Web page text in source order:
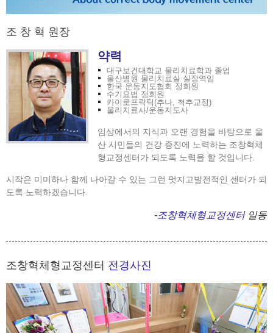
조 창 혁 원장
약력
대구보건대학교 물리치료학과 졸업
울산병원 물리치료실 실장역임
한국 운동지도협회 정회원
수기요법 정회원
카이로프락틱(추나, 척추교정)
물리치료사/운동지도사
임상에서의 지식과 오랜 경험을 바탕으로 울
산 시민들의 건강 증진에 노력하는 조창혁체
형교정센터가 되도록 노력을 할 것입니다.
시작은 미미하나 함께 나아갈 수 있는 그런 멋지고발전적인 센터가 되
도록 노력하겠습니다.
-조창혁체형교정센터일동
조창혁체형교정센터 전경사진